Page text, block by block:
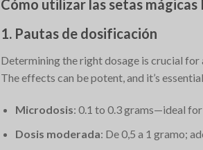
Cómo utilizar las setas mágicas
1. Pautas de dosificación
Determining the right dosage is crucial
The effects can be potent, and it’s
Microdosis: 0.1 to 0.3 grams—ideal
Dosis moderada: De 0,5 a 1 gramo;